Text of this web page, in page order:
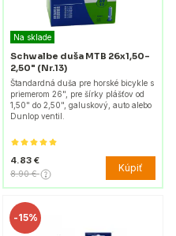
Na sklade
Schwalbe duša MTB 26x1,50-
2,50" (Nr.13)
Štandardná duša pre horské bicykle s
priemerom 26", pre šírky plášťov od
1,50" do 2,50", galuskový, auto alebo
Dunlop ventil.
4.83 €
8.90 € Kúpiť
-15%